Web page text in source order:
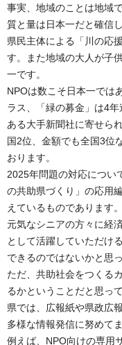
事実、地域のことは地域
質と量は日本一だと確信
県民主体による「川の応
す。また地域の大人が子
一です。
NPOは数こそ日本一では
ラス、「緑の募金」は4年
ある大手新聞社に寄せら
国2位、金額でも全国3位
おります。
2025年問題の対応につい
の共助県づくり」の応用
えているものであります。
元気なシニアの方々に経
として活躍していただけ
できるのではないかと思
ただ、共助社会をつくる
るかということだと思っ
県では、広報紙や県政広
多様な情報発信に努めて
例えば、NPO向けの専用